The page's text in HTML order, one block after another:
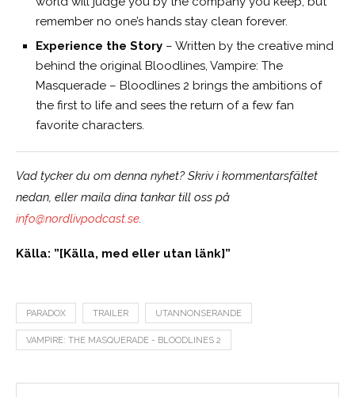
remember no one’s hands stay clean forever.
Experience the Story – Written by the creative mind
behind the original Bloodlines, Vampire: The
Masquerade – Bloodlines 2 brings the ambitions of
the first to life and sees the return of a few fan
favorite characters.
Vad tycker du om denna nyhet? Skriv i kommentarsfältet
nedan, eller maila dina tankar till oss på
info@nordlivpodcast.se.
Källa: ”[Källa, med eller utan länk]”
PARADOX TRAILER UTANNONSERANDE
VAMPIRE: THE MASQUERADE - BLOODLINES 2